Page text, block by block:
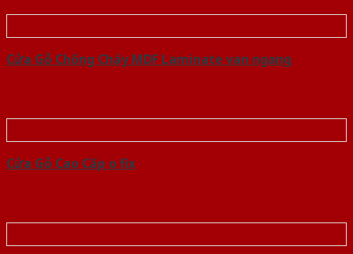
Cửa Gỗ Chống Cháy MDF Laminate van ngang
Cửa Gỗ Cao Cấp o fix